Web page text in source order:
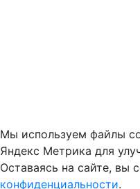
Мы используем файлы
Яндекс Метрика для
Оставаясь на сайте, вы
конфиденциальности.